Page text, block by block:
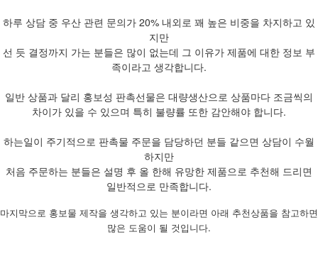
하루 상담 중 우산 관련 문의가 20% 내외로 꽤 높은 비중을 차지하고 있
지만
선 듯 결정까지 가는 분들은 많이 없는데 그 이유가 제품에 대한 정보 부
족이라고 생각합니다.
일반 상품과 달리 홍보성 판촉선물은 대량생산으로 상품마다 조금씩의
차이가 있을 수 있으며 특히 불량률 또한 감안해야 합니다.
하는일이 주기적으로 판촉물 주문을 담당하던 분들 같으면 상담이 수월
하지만
처음 주문하는 분들은 설명 후 올 한해 유망한 제품으로 추천해 드리면
일반적으로 만족합니다.
마지막으로 홍보물 제작을 생각하고 있는 분이라면 아래 추천상품을 참고하면
많은 도움이 될 것입니다.